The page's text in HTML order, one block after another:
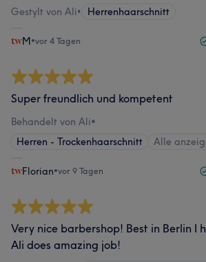
Gestylt von Ali• Herrenhaarschnitt
M•vor 4 Tagen
Super freundlich und kompetent
Behandelt von Ali•
Herren - Trockenhaarschnitt
Alle
Florian•vor 9 Tagen
Very nice barbershop! Best in Berlin I
Ali does amazing job!